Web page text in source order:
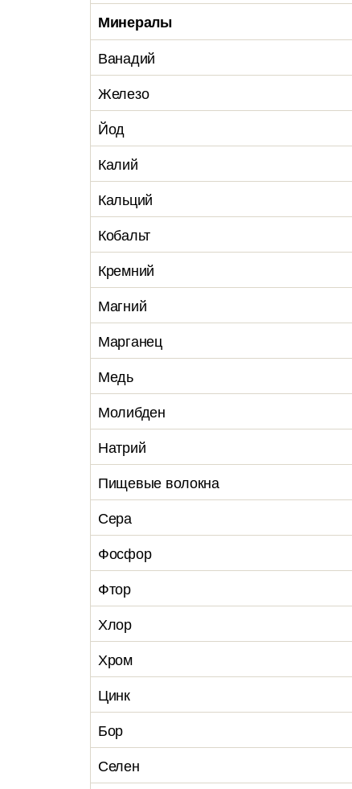
Минералы
Ванадий
Железо
Йод
Калий
Кальций
Кобальт
Кремний
Магний
Марганец
Медь
Молибден
Натрий
Пищевые волокна
Сера
Фосфор
Фтор
Хлор
Хром
Цинк
Бор
Селен